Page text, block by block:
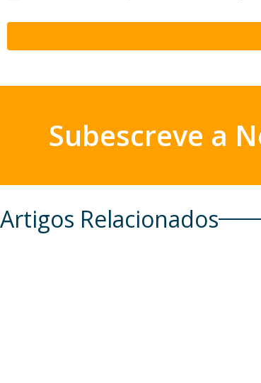
Subescreve a
Artigos Relacionados